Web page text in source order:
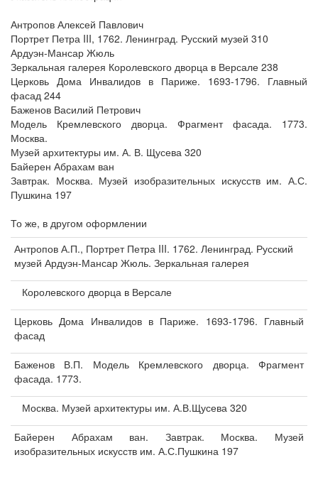
Антропов Алексей Павлович
Портрет Петра III, 1762. Ленинград. Русский музей 310
Ардуэн-Мансар Жюль
Зеркальная галерея Королевского дворца в Версале 238
Церковь Дома Инвалидов в Париже. 1693-1796. Главный
фасад 244
Баженов Василий Петрович
Модель Кремлевского дворца. Фрагмент фасада. 1773.
Москва.
Музей архитектуры им. А. В. Щусева 320
Байерен Абрахам ван
Завтрак. Москва. Музей изобразительных искусств им. А.С.
Пушкина 197
То же, в другом оформлении
Антропов А.П., Портрет Петра III. 1762. Ленинград. Русский
музей Ардуэн-Мансар Жюль. Зеркальная галерея
Королевского дворца в Версале
Церковь Дома Инвалидов в Париже. 1693-1796. Главный
фасад
Баженов В.П. Модель Кремлевского дворца. Фрагмент
фасада. 1773.
Москва. Музей архитектуры им. А.В.Щусева 320
Байерен Абрахам ван. Завтрак. Москва. Музей
изобразительных искусств им. А.С.Пушкина 197